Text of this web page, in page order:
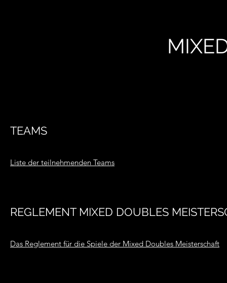
TEAMS
Liste der teilnehmenden Teams
REGLEMENT MIXED DOUBLES
Das Reglement für die Spiele der Mixed Doubles Meisterschaft